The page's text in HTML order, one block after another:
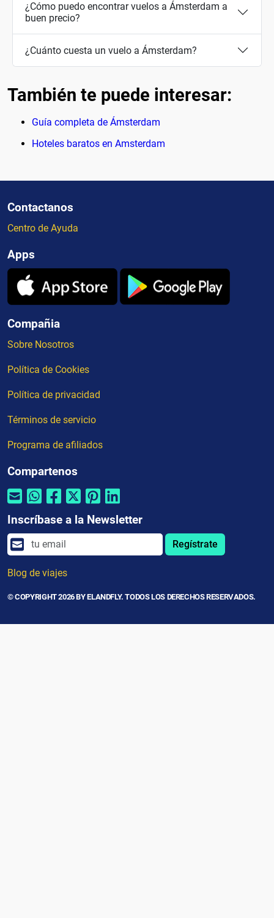
¿Cómo puedo encontrar vuelos a Ámsterdam a
buen precio?
¿Cuánto cuesta un vuelo a Ámsterdam?
También te puede interesar:
Guía completa de Ámsterdam
Hoteles baratos en Amsterdam
Contactanos
Centro de Ayuda
Apps
Compañia
Sobre Nosotros
Política de Cookies
Política de privacidad
Términos de servicio
Programa de afiliados
Compartenos
Inscríbase a la Newsletter
Regístrate
Blog de viajes
© COPYRIGHT 2026 BY ELANDFLY. TODOS LOS DERECHOS RESERVADOS.